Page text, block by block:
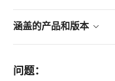
涵盖的产品和版本
问题：